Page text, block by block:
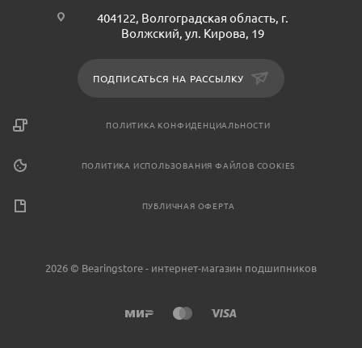
404122, Волгоградская область, г.
Волжский, ул. Кирова, 19
ПОДПИСАТЬСЯ НА РАССЫЛКУ
ПОЛИТИКА КОНФИДЕНЦИАЛЬНОСТИ
ПОЛИТИКА ИСПОЛЬЗОВАНИЯ ФАЙЛОВ COOKIES
ПУБЛИЧНАЯ ОФЕРТА
2026 © Bearingstore - интернет-магазин подшипников